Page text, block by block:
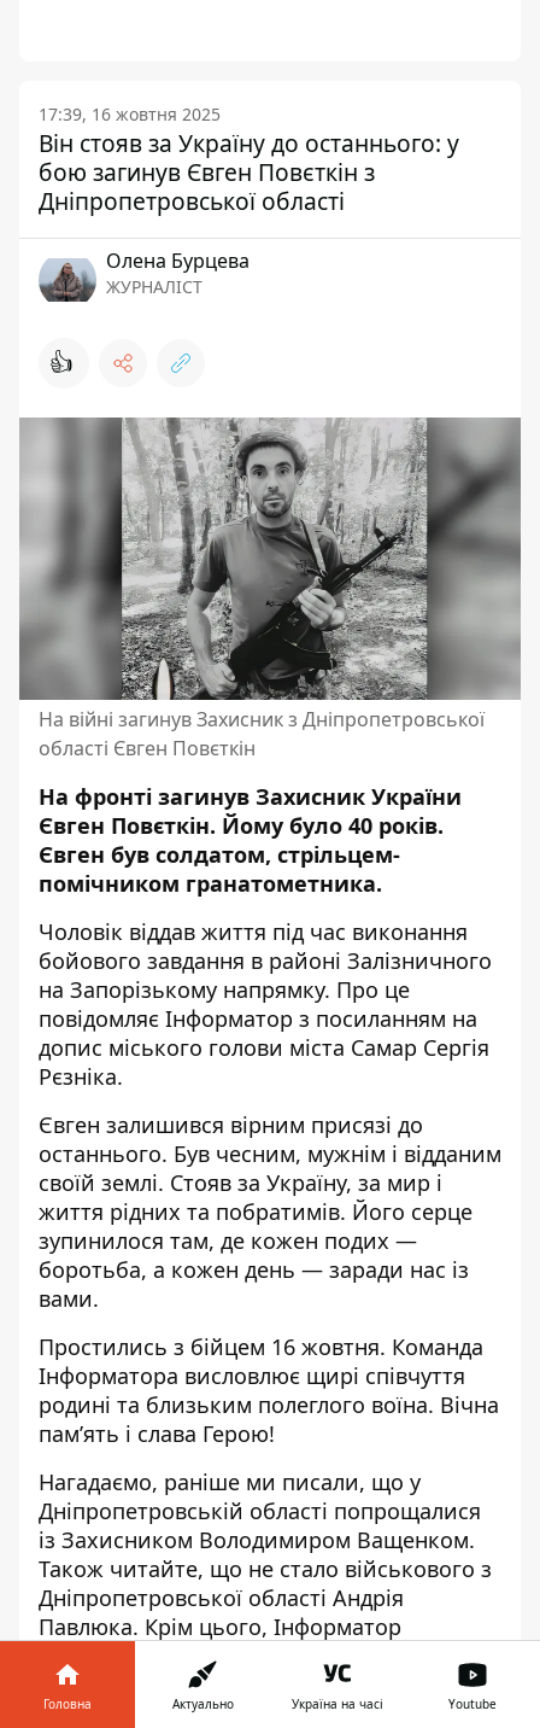
17:39, 16 жовтня 2025
Він стояв за Україну до останнього: у
бою загинув Євген Повєткін з
Дніпропетровської області
Олена Бурцева
ЖУРНАЛІСТ
👍
На війні загинув Захисник з Дніпропетровської
області Євген Повєткін
На фронті загинув Захисник України
Євген Повєткін. Йому було 40 років.
Євген був солдатом, стрільцем-
помічником гранатометника.
Чоловік віддав життя під час виконання
бойового завдання в районі Залізничного
на Запорізькому напрямку. Про це
повідомляє Інформатор з посиланням на
допис міського голови міста Самар Сергія
Рєзніка.
Євген залишився вірним присязі до
останнього. Був чесним, мужнім і відданим
своїй землі. Стояв за Україну, за мир і
життя рідних та побратимів. Його серце
зупинилося там, де кожен подих —
боротьба, а кожен день — заради нас із
вами.
Простились з бійцем 16 жовтня. Команда
Інформатора висловлює щирі співчуття
родині та близьким полеглого воїна. Вічна
пам’ять і слава Герою!
Нагадаємо, раніше ми писали, що у
Дніпропетровській області попрощалися
із Захисником Володимиром Ващенком.
Також читайте, що не стало військового з
Дніпропетровської області Андрія
Павлюка. Крім цього, Інформатор
повідомляв, щоВолодимир Зеленський
вручив орден «Золота Зірка» дружині
загиблого Героя України Кирила Ульмана.
Головна Актуально Україна на часі Youtube